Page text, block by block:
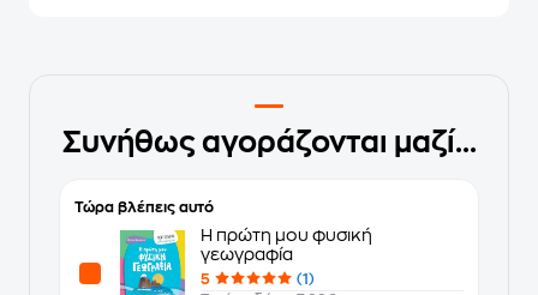
Συνήθως αγοράζονται μαζί...
Τώρα βλέπεις αυτό
Η πρώτη μου φυσική
γεωγραφία
5
(1)